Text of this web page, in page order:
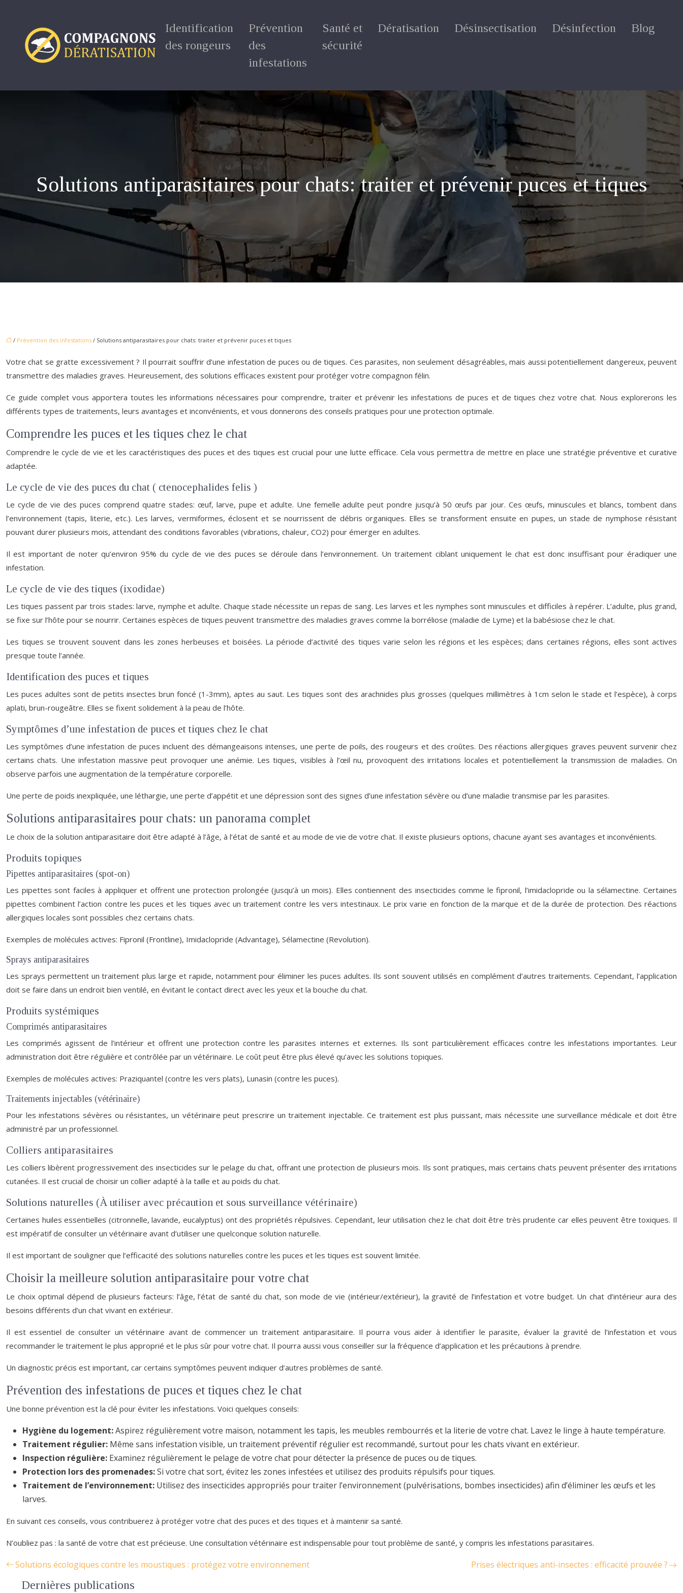
Identification
des rongeurs
Prévention
des
infestations
Santé et
sécurité
Dératisation Désinsectisation Désinfection Blog
Solutions antiparasitaires pour chats: traiter et prévenir puces et tiques
/ Prévention des infestations / Solutions antiparasitaires pour chats: traiter et prévenir puces et tiques
Votre chat se gratte excessivement ? Il pourrait souffrir d’une infestation de puces ou de tiques. Ces parasites, non seulement désagréables, mais aussi potentiellement dangereux, peuvent
transmettre des maladies graves. Heureusement, des solutions efficaces existent pour protéger votre compagnon félin.
Ce guide complet vous apportera toutes les informations nécessaires pour comprendre, traiter et prévenir les infestations de puces et de tiques chez votre chat. Nous explorerons les
différents types de traitements, leurs avantages et inconvénients, et vous donnerons des conseils pratiques pour une protection optimale.
Comprendre les puces et les tiques chez le chat
Comprendre le cycle de vie et les caractéristiques des puces et des tiques est crucial pour une lutte efficace. Cela vous permettra de mettre en place une stratégie préventive et curative
adaptée.
Le cycle de vie des puces du chat ( ctenocephalides felis )
Le cycle de vie des puces comprend quatre stades: œuf, larve, pupe et adulte. Une femelle adulte peut pondre jusqu’à 50 œufs par jour. Ces œufs, minuscules et blancs, tombent dans
l’environnement (tapis, literie, etc.). Les larves, vermiformes, éclosent et se nourrissent de débris organiques. Elles se transforment ensuite en pupes, un stade de nymphose résistant
pouvant durer plusieurs mois, attendant des conditions favorables (vibrations, chaleur, CO2) pour émerger en adultes.
Il est important de noter qu’environ 95% du cycle de vie des puces se déroule dans l’environnement. Un traitement ciblant uniquement le chat est donc insuffisant pour éradiquer une
infestation.
Le cycle de vie des tiques (ixodidae)
Les tiques passent par trois stades: larve, nymphe et adulte. Chaque stade nécessite un repas de sang. Les larves et les nymphes sont minuscules et difficiles à repérer. L’adulte, plus grand,
se fixe sur l’hôte pour se nourrir. Certaines espèces de tiques peuvent transmettre des maladies graves comme la borréliose (maladie de Lyme) et la babésiose chez le chat.
Les tiques se trouvent souvent dans les zones herbeuses et boisées. La période d’activité des tiques varie selon les régions et les espèces; dans certaines régions, elles sont actives
presque toute l’année.
Identification des puces et tiques
Les puces adultes sont de petits insectes brun foncé (1-3mm), aptes au saut. Les tiques sont des arachnides plus grosses (quelques millimètres à 1cm selon le stade et l’espèce), à corps
aplati, brun-rougeâtre. Elles se fixent solidement à la peau de l’hôte.
Symptômes d’une infestation de puces et tiques chez le chat
Les symptômes d’une infestation de puces incluent des démangeaisons intenses, une perte de poils, des rougeurs et des croûtes. Des réactions allergiques graves peuvent survenir chez
certains chats. Une infestation massive peut provoquer une anémie. Les tiques, visibles à l’œil nu, provoquent des irritations locales et potentiellement la transmission de maladies. On
observe parfois une augmentation de la température corporelle.
Une perte de poids inexpliquée, une léthargie, une perte d’appétit et une dépression sont des signes d’une infestation sévère ou d’une maladie transmise par les parasites.
Solutions antiparasitaires pour chats: un panorama complet
Le choix de la solution antiparasitaire doit être adapté à l’âge, à l’état de santé et au mode de vie de votre chat. Il existe plusieurs options, chacune ayant ses avantages et inconvénients.
Produits topiques
Pipettes antiparasitaires (spot-on)
Les pipettes sont faciles à appliquer et offrent une protection prolongée (jusqu’à un mois). Elles contiennent des insecticides comme le fipronil, l’imidaclopride ou la sélamectine. Certaines
pipettes combinent l’action contre les puces et les tiques avec un traitement contre les vers intestinaux. Le prix varie en fonction de la marque et de la durée de protection. Des réactions
allergiques locales sont possibles chez certains chats.
Exemples de molécules actives: Fipronil (Frontline), Imidaclopride (Advantage), Sélamectine (Revolution).
Sprays antiparasitaires
Les sprays permettent un traitement plus large et rapide, notamment pour éliminer les puces adultes. Ils sont souvent utilisés en complément d’autres traitements. Cependant, l’application
doit se faire dans un endroit bien ventilé, en évitant le contact direct avec les yeux et la bouche du chat.
Produits systémiques
Comprimés antiparasitaires
Les comprimés agissent de l’intérieur et offrent une protection contre les parasites internes et externes. Ils sont particulièrement efficaces contre les infestations importantes. Leur
administration doit être régulière et contrôlée par un vétérinaire. Le coût peut être plus élevé qu’avec les solutions topiques.
Exemples de molécules actives: Praziquantel (contre les vers plats), Lunasin (contre les puces).
Traitements injectables (vétérinaire)
Pour les infestations sévères ou résistantes, un vétérinaire peut prescrire un traitement injectable. Ce traitement est plus puissant, mais nécessite une surveillance médicale et doit être
administré par un professionnel.
Colliers antiparasitaires
Les colliers libèrent progressivement des insecticides sur le pelage du chat, offrant une protection de plusieurs mois. Ils sont pratiques, mais certains chats peuvent présenter des irritations
cutanées. Il est crucial de choisir un collier adapté à la taille et au poids du chat.
Solutions naturelles (À utiliser avec précaution et sous surveillance vétérinaire)
Certaines huiles essentielles (citronnelle, lavande, eucalyptus) ont des propriétés répulsives. Cependant, leur utilisation chez le chat doit être très prudente car elles peuvent être toxiques. Il
est impératif de consulter un vétérinaire avant d’utiliser une quelconque solution naturelle.
Il est important de souligner que l’efficacité des solutions naturelles contre les puces et les tiques est souvent limitée.
Choisir la meilleure solution antiparasitaire pour votre chat
Le choix optimal dépend de plusieurs facteurs: l’âge, l’état de santé du chat, son mode de vie (intérieur/extérieur), la gravité de l’infestation et votre budget. Un chat d’intérieur aura des
besoins différents d’un chat vivant en extérieur.
Il est essentiel de consulter un vétérinaire avant de commencer un traitement antiparasitaire. Il pourra vous aider à identifier le parasite, évaluer la gravité de l’infestation et vous
recommander le traitement le plus approprié et le plus sûr pour votre chat. Il pourra aussi vous conseiller sur la fréquence d’application et les précautions à prendre.
Un diagnostic précis est important, car certains symptômes peuvent indiquer d’autres problèmes de santé.
Prévention des infestations de puces et tiques chez le chat
Une bonne prévention est la clé pour éviter les infestations. Voici quelques conseils:
Hygiène du logement:Aspirez régulièrement votre maison, notamment les tapis, les meubles rembourrés et la literie de votre chat. Lavez le linge à haute température.
Traitement régulier: Même sans infestation visible, un traitement préventif régulier est recommandé, surtout pour les chats vivant en extérieur.
Inspection régulière: Examinez régulièrement le pelage de votre chat pour détecter la présence de puces ou de tiques.
Protection lors des promenades:Si votre chat sort, évitez les zones infestées et utilisez des produits répulsifs pour tiques.
Traitement de l’environnement: Utilisez des insecticides appropriés pour traiter l’environnement (pulvérisations, bombes insecticides) afin d’éliminer les œufs et les
larves.
En suivant ces conseils, vous contribuerez à protéger votre chat des puces et des tiques et à maintenir sa santé.
N’oubliez pas : la santé de votre chat est précieuse. Une consultation vétérinaire est indispensable pour tout problème de santé, y compris les infestations parasitaires.
Solutions écologiques contre les moustiques : protégez votre environnement Prises électriques anti-insectes : efficacité prouvée ?
Dernières publications